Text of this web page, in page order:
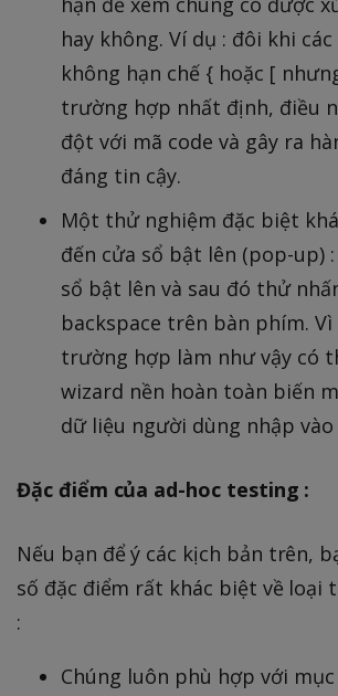
hay không. Ví dụ : đôi khi
không hạn chế { hoặc [
trường hợp nhất định, điều
đột với mã code và gây ra
đáng tin cậy.
Một thử nghiệm đặc biệt
đến cửa sổ bật lên (pop-up)
sổ bật lên và sau đó thử
backspace trên bàn phím.
trường hợp làm như vậy có
wizard nền hoàn toàn biến
dữ liệu người dùng nhập
Đặc điểm của ad-hoc testing :
Nếu bạn để ý các kịch bản trên,
số đặc điểm rất khác biệt về loại
:
Chúng luôn phù hợp với